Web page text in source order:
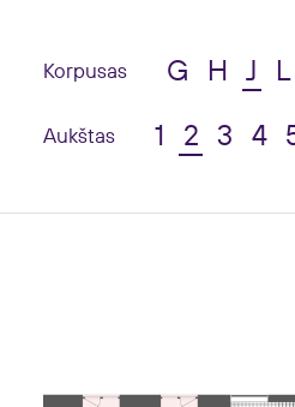
Korpusas G H J L
Aukštas 1 2 3 4